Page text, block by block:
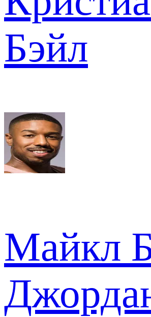
Бэйл
Майкл